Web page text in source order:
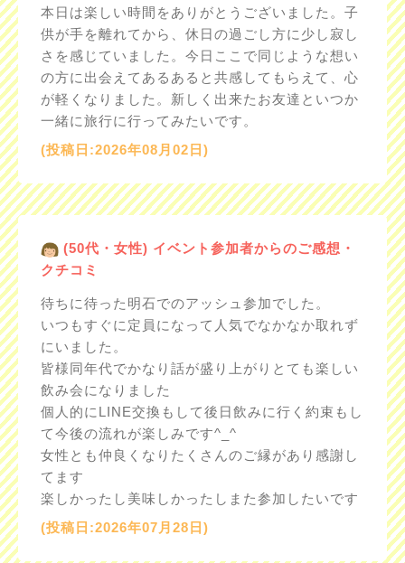
本日は楽しい時間をありがとうございました。子
供が手を離れてから、休日の過ごし方に少し寂し
さを感じていました。今日ここで同じような想い
の方に出会えてあるあると共感してもらえて、心
が軽くなりました。新しく出来たお友達といつか
一緒に旅行に行ってみたいです。
(投稿日:2026年08月02日)
(50代・女性) イベント参加者からのご感想・
クチコミ
待ちに待った明石でのアッシュ参加でした。
いつもすぐに定員になって人気でなかなか取れず
にいました。
皆様同年代でかなり話が盛り上がりとても楽しい
飲み会になりました
個人的にLINE交換もして後日飲みに行く約束もし
て今後の流れが楽しみです^_^
女性とも仲良くなりたくさんのご縁があり感謝し
てます
楽しかったし美味しかったしまた参加したいです
(投稿日:2026年07月28日)